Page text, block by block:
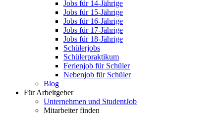
Jobs für 14-Jährige
Jobs für 15-Jährige
Jobs für 16-Jährige
Jobs für 17-Jährige
Jobs für 18-Jährige
Schülerjobs
Schülerpraktikum
Ferienjob für Schüler
Nebenjob für Schüler
Blog
Für Arbeitgeber
Unternehmen und StudentJob
Mitarbeiter finden